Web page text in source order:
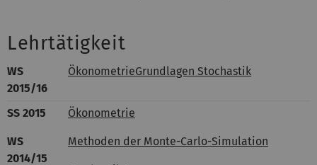
Lehrtätigkeit
WS
2015/16
ÖkonometrieGrundlagen Stochastik
SS 2015
WS
2014/15
Ökonometrie
Methoden der Monte-Carlo-Simulation